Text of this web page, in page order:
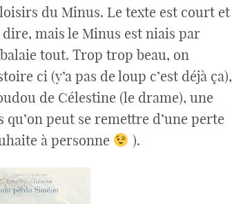
du Minus. Le texte est court et
mais le Minus est niais par
tout. Trop trop beau, on
ci (y’a pas de loup c’est déjà ça),
de Célestine (le drame), une
peut se remettre d’une perte
à personne
).